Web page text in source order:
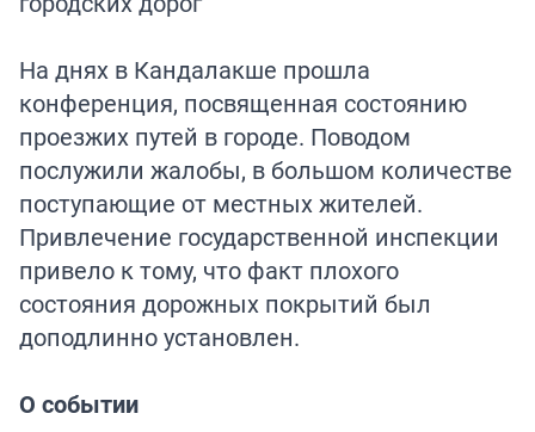
На днях в Кандалакше прошла
конференция, посвященная состоянию
проезжих путей в городе. Поводом
послужили жалобы, в большом количестве
поступающие от местных жителей.
Привлечение государственной инспекции
привело к тому, что факт плохого
состояния дорожных покрытий был
доподлинно установлен.
О событии